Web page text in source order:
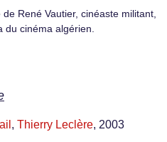
René Vautier, cinéaste militant,
cinéma algérien.
, Thierry Leclère, 2003